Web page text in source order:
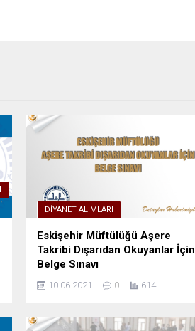
DIYANET ALIMLARI
Eskişehir Müftülüğü Aşere
Takribi Dışarıdan Okuyanlar İçin
Belge Sınavı
10.06.2021 0 614